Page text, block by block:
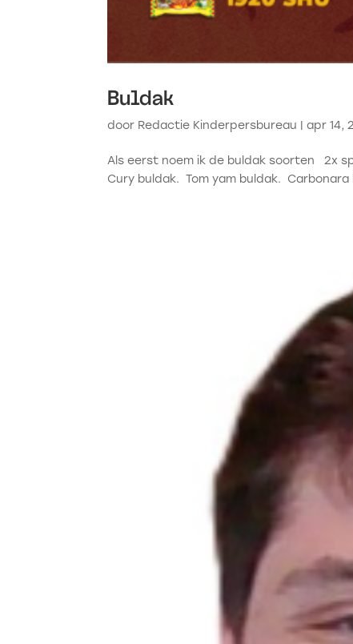
Buldak
door Redactie Kinderpersbureau |apr 14,
Als eerst noem ik de buldak soorten 2x
Cury buldak. Tom yam buldak. Carbonara